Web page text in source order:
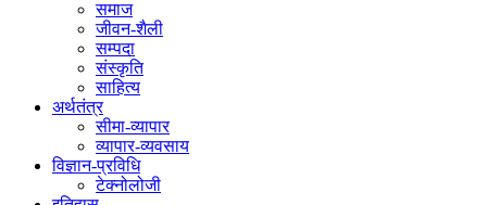
समाज
जीवन-शैली
सम्पदा
संस्कृति
साहित्य
अर्थतंत्र
सीमा-व्यापार
व्यापार-व्यवसाय
विज्ञान-प्रविधि
टेक्नोलोजी